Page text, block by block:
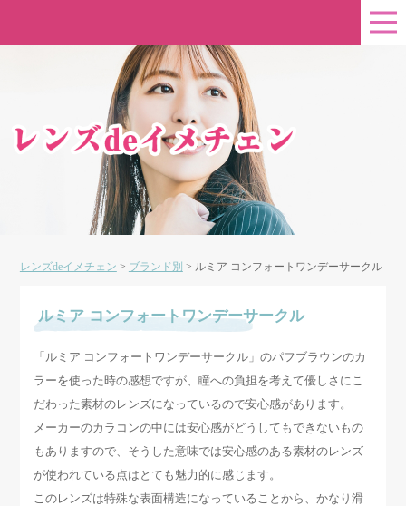
レンズdeイメチェン > ブランド別 > ルミア コンフォートワンデーサークル
ルミア コンフォートワンデーサークル
「ルミア コンフォートワンデーサークル」のパフブラウンのカ
ラーを使った時の感想ですが、瞳への負担を考えて優しさにこ
だわった素材のレンズになっているので安心感があります。
メーカーのカラコンの中には安心感がどうしてもできないもの
もありますので、そうした意味では安心感のある素材のレンズ
が使われている点はとても魅力的に感じます。
このレンズは特殊な表面構造になっていることから、かなり滑